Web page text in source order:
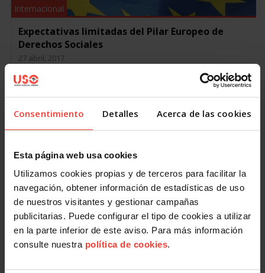
Consentimiento Detalles Acerca de las cookies
Esta página web usa cookies
Utilizamos cookies propias y de terceros para facilitar la
navegación, obtener información de estadísticas de uso
de nuestros visitantes y gestionar campañas
publicitarias. Puede configurar el tipo de cookies a utilizar
en la parte inferior de este aviso. Para más información
consulte nuestra política de cookies.
Internacional
Expectativas limitadas del Pilar Europeo de
Derechos Sociales
27 abril, 2017
En opinión del sindicato USO, la presentación realizada el 26
de abril por la Comisión Europea con su propuesta de un
Pilar Europeo de Derechos Sociales deja una estela de…
Internacional